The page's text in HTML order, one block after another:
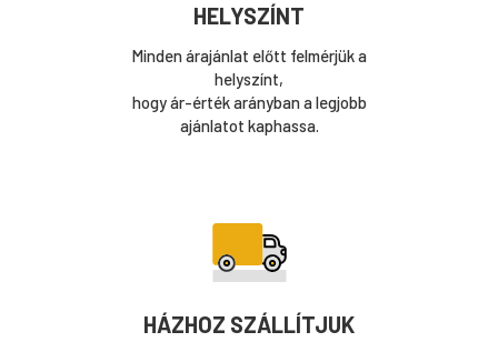
HELYSZÍNT
Minden árajánlat előtt felmérjük a
helyszínt,
hogy ár-érték arányban a legjobb
ajánlatot kaphassa.
HÁZHOZ SZÁLLÍTJUK